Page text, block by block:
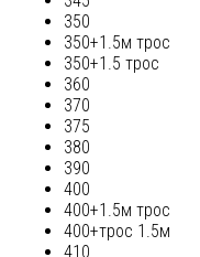
350
350+1.5м трос
350+1.5 трос
360
370
375
380
390
400
400+1.5м трос
400+трос 1.5м
410